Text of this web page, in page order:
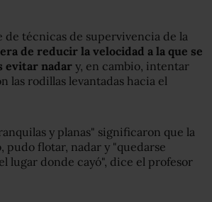
de técnicas de supervivencia de la
de reducir la velocidad a la que se
evitar nadar y, en cambio, intentar
las rodillas levantadas hacia el
y planas" significaron que la
pudo flotar, nadar y "quedarse
lugar donde cayó", dice el profesor